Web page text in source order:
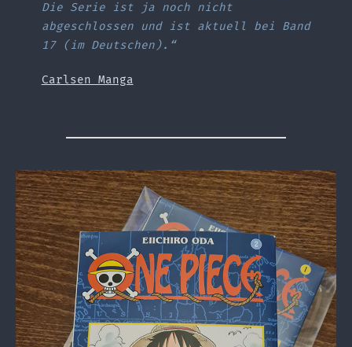
Die Serie ist ja noch nicht
abgeschlossen und ist aktuell bei Band
17 (im Deutschen).“
Carlsen Manga